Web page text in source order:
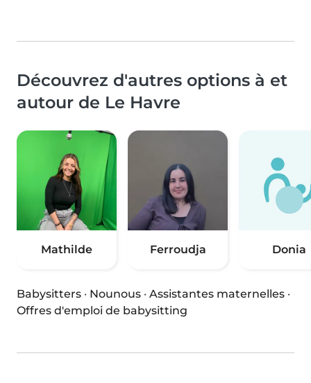
Découvrez d'autres options à et
autour de Le Havre
Mathilde Ferroudja Donia
Babysitters · Nounous · Assistantes maternelles ·
Offres d'emploi de babysitting